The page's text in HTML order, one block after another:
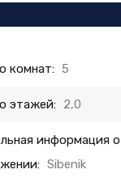
комнат: 5
этажей: 2,0
информация о
Sibenik